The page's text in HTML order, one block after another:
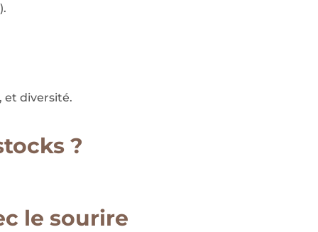
et diversité.
?
le sourire